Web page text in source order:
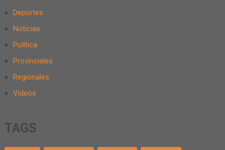
Deportes
Noticias
Política
Provinciales
Regionales
Videos
TAGS